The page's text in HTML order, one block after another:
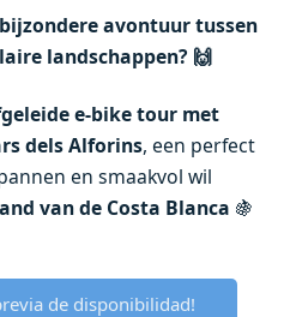
avontuur tussen
landschappen? 🙌
e-bike tour met
dels Alforins, een perfect
en smaakvol wil
van de Costa Blanca 🍇
de disponibilidad!